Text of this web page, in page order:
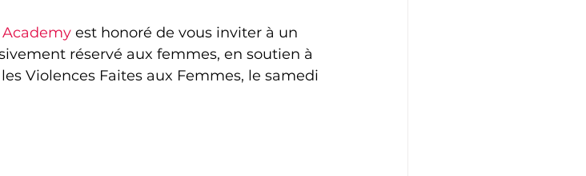
Academy est honoré de vous inviter à un
réservé aux femmes, en soutien à
Violences Faites aux Femmes, le samedi